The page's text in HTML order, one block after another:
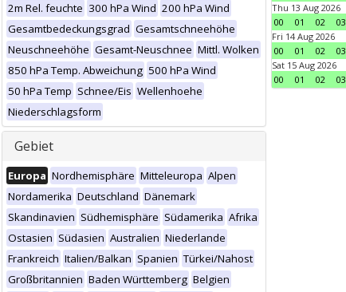
2m Rel. feuchte 300 hPa Wind 200 hPa Wind
Gesamtbedeckungsgrad Gesamtschneehöhe
Neuschneehöhe Gesamt-Neuschnee Mittl. Wolken
850 hPa Temp. Abweichung 500 hPa Wind
50 hPa Temp Schnee/Eis Wellenhoehe
Niederschlagsform
Gebiet
Europa Nordhemisphäre Mitteleuropa Alpen
Nordamerika Deutschland Dänemark
Skandinavien Südhemisphäre Südamerika Afrika
Ostasien Südasien Australien Niederlande
Frankreich Italien/Balkan Spanien Türkei/Nahost
Großbritannien Baden Württemberg Belgien
Thu 13 Aug 2026
00
01 02 03
Fri 14 Aug 2026
00
01 02 03
Sat 15 Aug 2026
00
01 02 03